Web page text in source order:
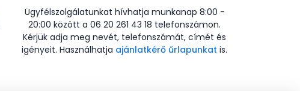
Ügyfélszolgálatunkat hívhatja munkanap 8:00 -
20:00 között a 06 20 261 43 18 telefonszámon.
Kérjük adja meg nevét, telefonszámát, címét és
igényeit. Használhatja ajánlatkérő űrlapunkat is.